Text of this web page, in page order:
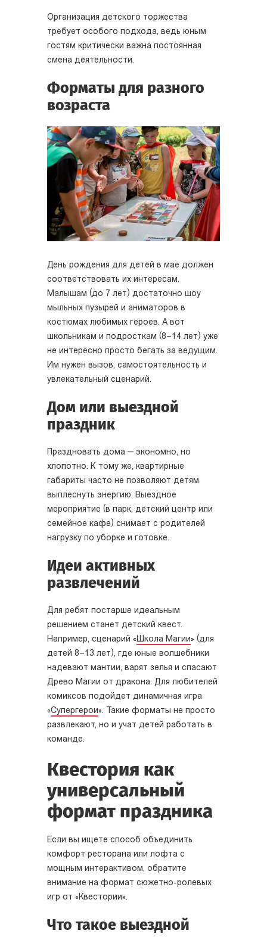
Организация детского торжества
требует особого подхода, ведь юным
гостям критически важна постоянная
смена деятельности.
Форматы для разного
возраста
День рождения для детей в мае должен
соответствовать их интересам.
Малышам (до 7 лет) достаточно шоу
мыльных пузырей и аниматоров в
костюмах любимых героев. А вот
школьникам и подросткам (8–14 лет) уже
не интересно просто бегать за ведущим.
Им нужен вызов, самостоятельность и
увлекательный сценарий.
Дом или выездной
праздник
Праздновать дома — экономно, но
хлопотно. К тому же, квартирные
габариты часто не позволяют детям
выплеснуть энергию. Выездное
мероприятие (в парк, детский центр или
семейное кафе) снимает с родителей
нагрузку по уборке и готовке.
Идеи активных
развлечений
Для ребят постарше идеальным
решением станет детский квест.
Например, сценарий « Школа Магии» (для
детей 8–13 лет), где юные волшебники
надевают мантии, варят зелья и спасают
Древо Магии от дракона. Для любителей
комиксов подойдет динамичная игра
«Супергерои». Такие форматы не просто
развлекают, но и учат детей работать в
команде.
Квестория как
универсальный
формат праздника
Если вы ищете способ объединить
комфорт ресторана или лофта с
мощным интерактивом, обратите
внимание на формат сюжетно-ролевых
игр от «Квестории».
Что такое выездной